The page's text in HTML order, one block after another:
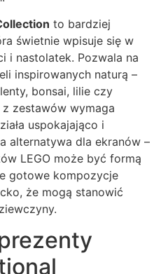
to bardziej
świetnie wpisuje się w
i nastolatek. Pozwala na
inspirowanych naturą –
bonsai, lilie czy
zestawów wymaga
uspokajająco i
alternatywa dla ekranów –
LEGO może być formą
gotowe kompozycje
że mogą stanowić